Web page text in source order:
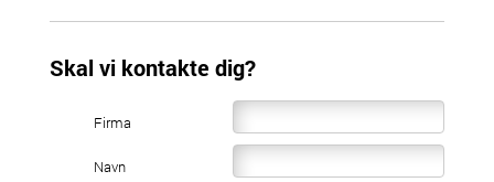
Skal vi kontakte dig?
Firma
Navn